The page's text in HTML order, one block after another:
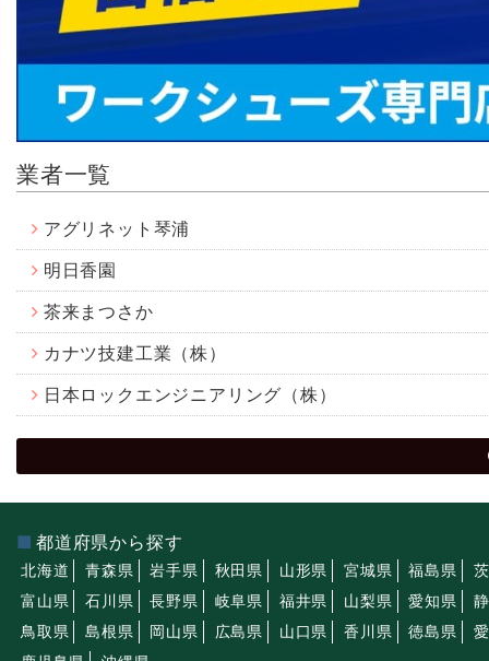
業者一覧
アグリネット琴浦
明日香園
茶来まつさか
カナツ技建工業（株）
日本ロックエンジニアリング（株）
都道府県から探す
北海道 青森県 岩手県 秋田県 山形県 宮城県 福島県
富山県
石川県 長野県 岐阜県 福井県 山梨県 愛知県
鳥取県
島根県 岡山県 広島県 山口県 香川県 徳島県